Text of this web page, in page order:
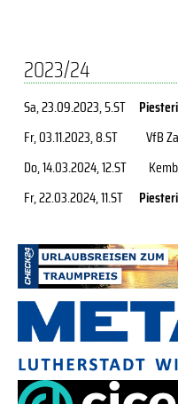
2023/24
Sa, 23.09.2023, 5.ST
Fr, 03.11.2023, 8.ST VfB
Do, 14.03.2024, 12.ST
Fr, 22.03.2024, 11.ST